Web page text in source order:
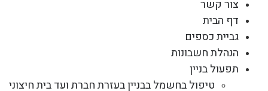
צור קשר
דף הבית
גביית כספים
הנהלת חשבונות
תפעול בניין
טיפול בחשמל בבניין בעזרת חברת ועד בית חיצוני